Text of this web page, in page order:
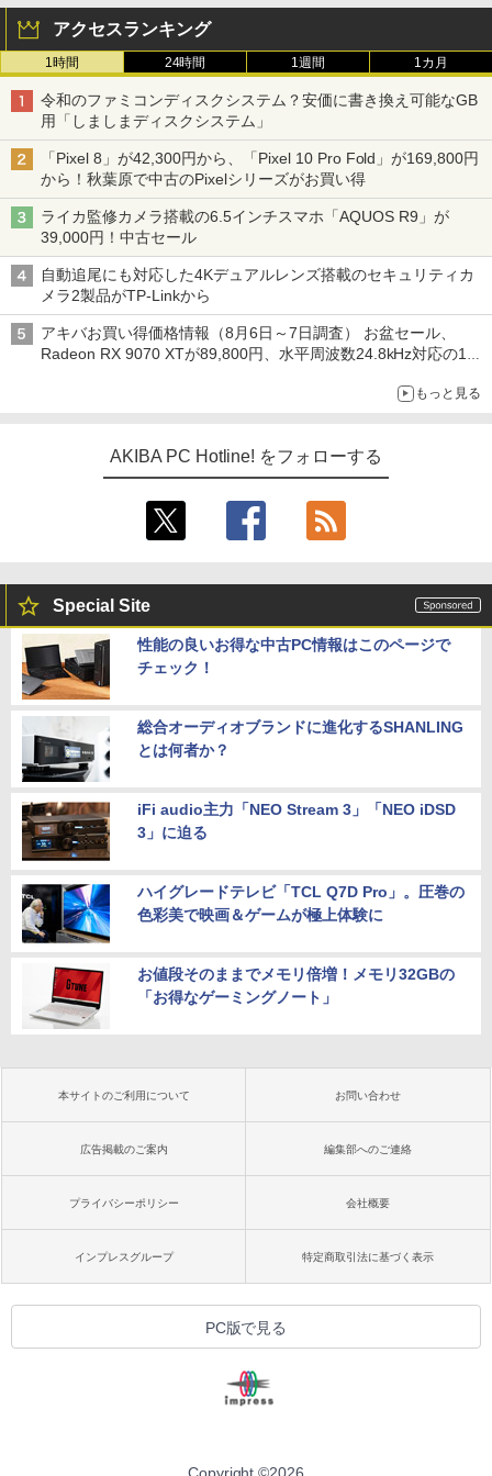
アクセスランキング
1時間 24時間 1週間 1カ月
令和のファミコンディスクシステム？安価に書き換え可能なGB
用「しましまディスクシステム」
「Pixel 8」が42,300円から、「Pixel 10 Pro Fold」が169,800円
から！秋葉原で中古のPixelシリーズがお買い得
ライカ監修カメラ搭載の6.5インチスマホ「AQUOS R9」が
39,000円！中古セール
自動追尾にも対応した4Kデュアルレンズ搭載のセキュリティカ
メラ2製品がTP-Linkから
アキバお買い得価格情報（8月6日～7日調査） お盆セール、
Radeon RX 9070 XTが89,800円、水平周波数24.8kHz対応の17
もっと見る
AKIBA PC Hotline! をフォローする
Special Site
性能の良いお得な中古PC情報はこのページで
チェック！
総合オーディオブランドに進化するSHANLING
とは何者か？
iFi audio主力「NEO Stream 3」「NEO iDSD
3」に迫る
ハイグレードテレビ「TCL Q7D Pro」。圧巻の
色彩美で映画＆ゲームが極上体験に
お値段そのままでメモリ倍増！メモリ32GBの
「お得なゲーミングノート」
本サイトのご利用について お問い合わせ
広告掲載のご案内 編集部へのご連絡
プライバシーポリシー 会社概要
インプレスグループ 特定商取引法に基づく表示
PC版で見る